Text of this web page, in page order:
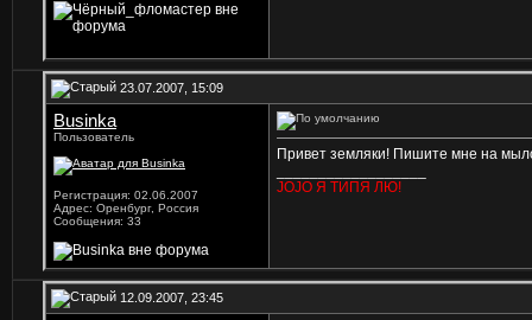
23.07.2007, 15:09
Businka
Пользователь
Регистрация: 02.06.2007
Адрес: Оренбург, Россия
Сообщения: 33
Привет земляки! Пишите мне на
JOJO Я ТИПЯ ЛЮ!
12.09.2007, 23:45